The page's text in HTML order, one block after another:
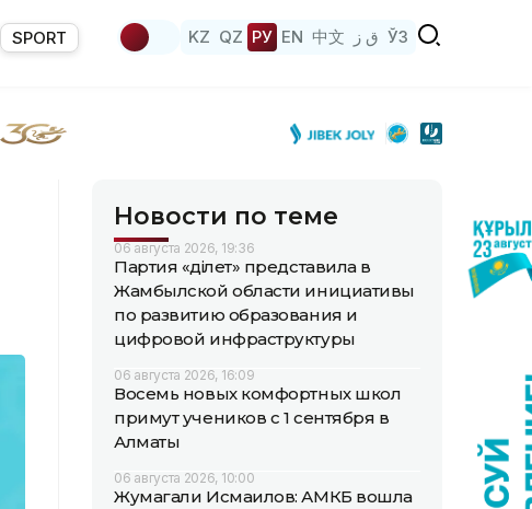
SPORT KZ QZ РУ EN 中文 ق ز ЎЗ
Новости по теме
06 августа 2026, 19:36
Партия «Әділет» представила в
Жамбылской области инициативы
по развитию образования и
цифровой инфраструктуры
06 августа 2026, 16:09
Восемь новых комфортных школ
примут учеников с 1 сентября в
Алматы
06 августа 2026, 10:00
Жумагали Исмаилов: АМКБ вошла